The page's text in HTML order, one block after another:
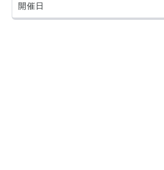
開催日